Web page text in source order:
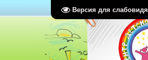
Версия для
Главная |